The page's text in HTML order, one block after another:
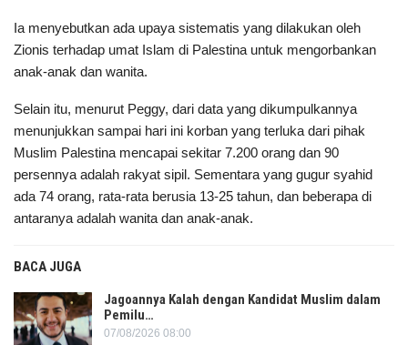
Ia menyebutkan ada upaya sistematis yang dilakukan oleh
Zionis terhadap umat Islam di Palestina untuk mengorbankan
anak-anak dan wanita.
Selain itu, menurut Peggy, dari data yang dikumpulkannya
menunjukkan sampai hari ini korban yang terluka dari pihak
Muslim Palestina mencapai sekitar 7.200 orang dan 90
persennya adalah rakyat sipil. Sementara yang gugur syahid
ada 74 orang, rata-rata berusia 13-25 tahun, dan beberapa di
antaranya adalah wanita dan anak-anak.
BACA JUGA
Jagoannya Kalah dengan Kandidat Muslim dalam
Pemilu…
07/08/2026 08:00